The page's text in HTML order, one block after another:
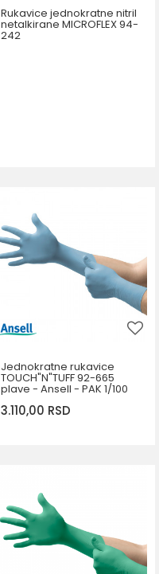
Rukavice jednokratne nitril
netalkirane MICROFLEX 94-
242
Jednokratne rukavice
TOUCH"N"TUFF 92-665
plave - Ansell - PAK 1/100
3.110,00 RSD
7,5-8